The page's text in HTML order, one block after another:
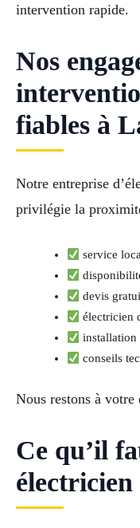
intervention rapide.
Nos
fiables à
Notre entreprise
privilégie la
service
devis
électricien
installation
conseils
Nous restons à votre
Ce qu’il
électricien